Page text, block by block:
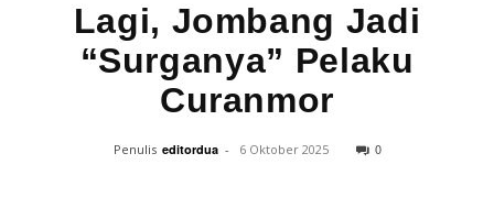
Lagi, Jombang Jadi
“Surganya” Pelaku
Curanmor
Penulis editordua - 6 Oktober 2025 0